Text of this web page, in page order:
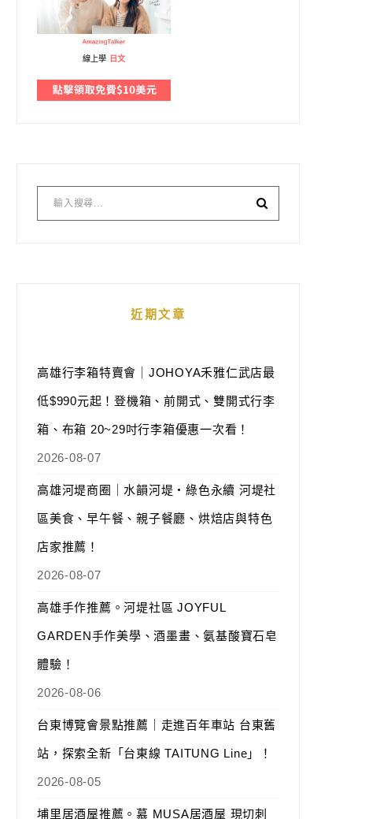
線上學 日文
近期文章
高雄行李箱特賣會｜JOHOYA禾雅仁武店最
低$990元起！登機箱、前開式、雙開式行李
箱、布箱 20~29吋行李箱優惠一次看！
2026-08-07
高雄河堤商圈｜水韻河堤‧綠色永續 河堤社
區美食、早午餐、親子餐廳、烘焙店與特色
店家推薦！
2026-08-07
高雄手作推薦。河堤社區 JOYFUL
GARDEN手作美學、酒墨畫、氨基酸寶石皂
體驗！
2026-08-06
台東博覽會景點推薦｜走進百年車站 台東舊
站，探索全新「台東線 TAITUNG Line」！
2026-08-05
埔里居酒屋推薦。慕 MUSA居酒屋 現切刺